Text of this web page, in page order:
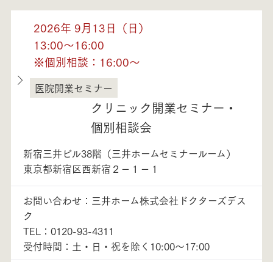
2026年 9月13日（日）
13:00～16:00
※個別相談：16:00～
東京都
医院開業セミナー
クリニック開業セミナー・
個別相談会
新宿三井ビル38階（三井ホームセミナールーム）
東京都新宿区西新宿２－１－１
お問い合わせ：三井ホーム株式会社ドクターズデス
ク
TEL：0120-93-4311
受付時間：土・日・祝を除く10:00～17:00